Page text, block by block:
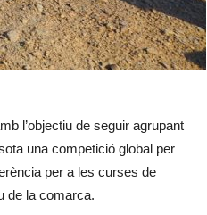
l’objectiu de seguir agrupant
una competició global per
per a les curses de
de la comarca.